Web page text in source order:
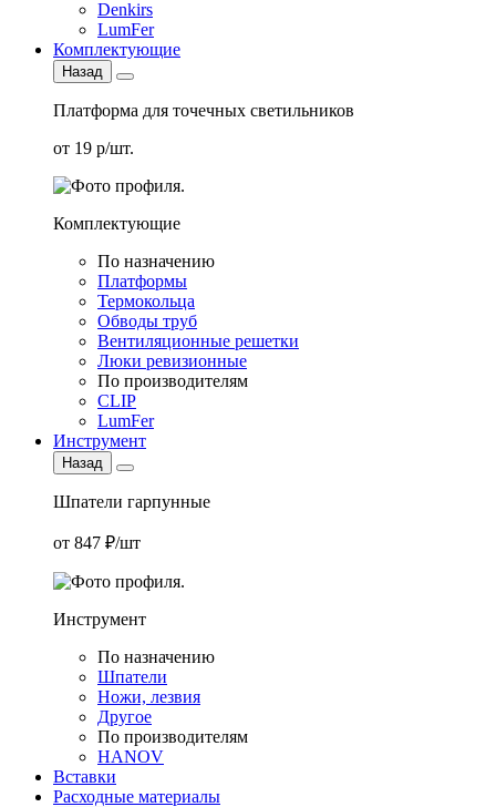
Denkirs
LumFer
Комплектующие
Назад
Платформа для точечных светильников
от 19 р/шт.
Комплектующие
По назначению
Платформы
Термокольца
Обводы труб
Вентиляционные решетки
Люки ревизионные
По производителям
CLIP
LumFer
Инструмент
Назад
Шпатели гарпунные
от 847 ₽/шт
Инструмент
По назначению
Шпатели
Ножи, лезвия
Другое
По производителям
HANOV
Вставки
Расходные материалы